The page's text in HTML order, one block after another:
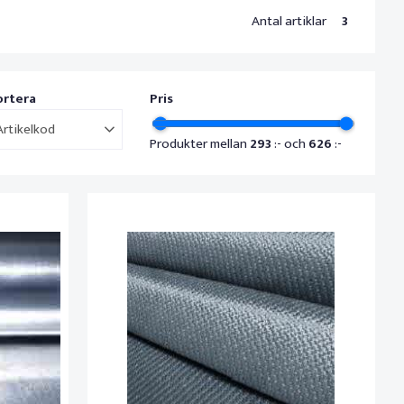
Antal artiklar 3
Pris
Produkter mellan 293:- och 626:-